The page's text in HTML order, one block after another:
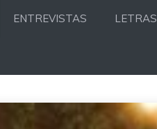
ENTREVISTAS LETRAS